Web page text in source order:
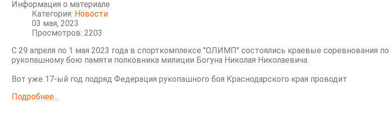
Информация о материале
Категория: Новости
03 мая, 2023
Просмотров: 2203
С 29 апреля по 1 мая 2023 года в спорткомплексе "ОЛИМП" состоялись краевые соревнования по
рукопашному бою памяти полковника милиции Богуна Николая Николаевича.
Вот уже 17-ый год подряд Федерация рукопашного боя Краснодарского края проводит
Подробнее...